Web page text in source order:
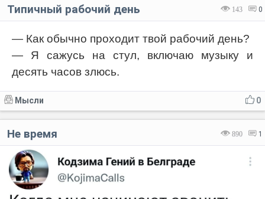
143 0
Типичный рабочий день
— Как обычно проходит твой рабочий день?
— Я сажусь на стул, включаю музыку и
десять часов злюсь.
0
Мысли
890 1
Не время